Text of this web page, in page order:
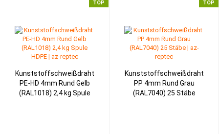
TOP
Kunststoffschweißdraht
PE-HD 4mm Rund Gelb
(RAL1018) 2,4 kg Spule
TOP
Kunststoffschweißdraht
PP 4mm Rund Grau
(RAL7040) 25 Stäbe